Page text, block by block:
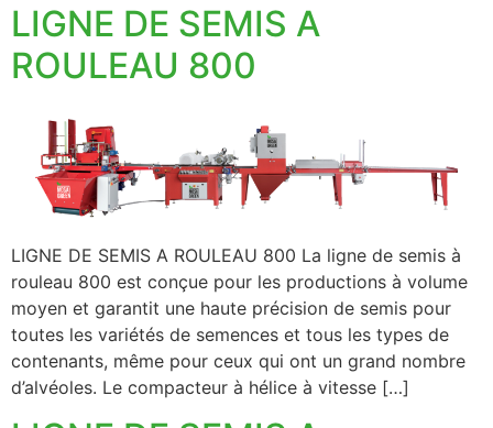
LIGNE DE SEMIS A
ROULEAU 800
LIGNE DE SEMIS A ROULEAU 800 La ligne de semis à
rouleau 800 est conçue pour les productions à volume
moyen et garantit une haute précision de semis pour
toutes les variétés de semences et tous les types de
contenants, même pour ceux qui ont un grand nombre
d’alvéoles. Le compacteur à hélice à vitesse […]